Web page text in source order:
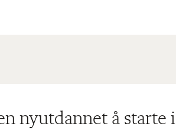
nyutdannet å starte i